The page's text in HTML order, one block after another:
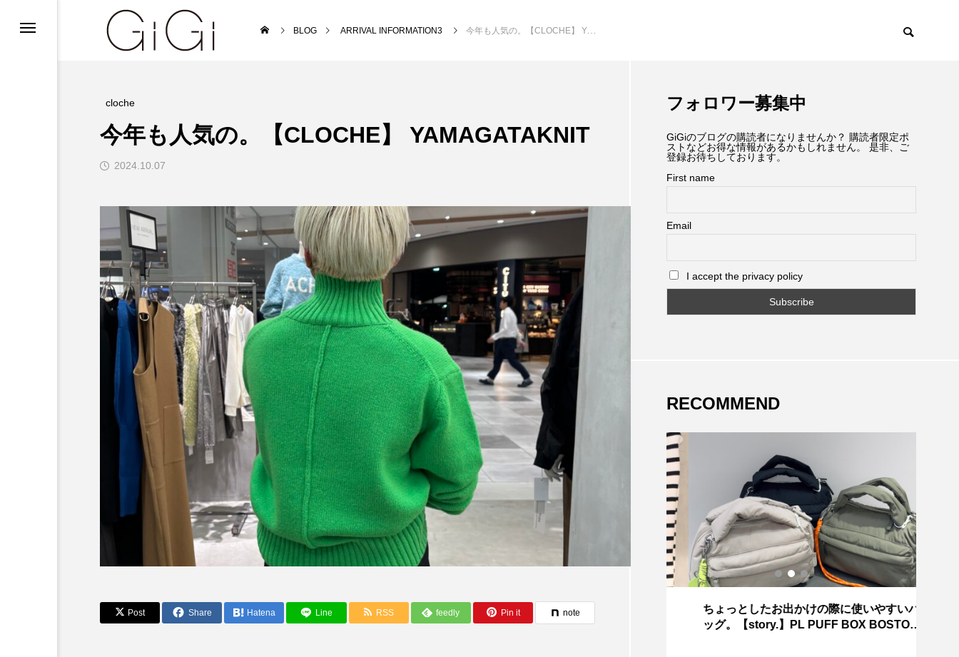
BLOG ARRIVAL INFORMATION3 今年も人気の。【CLOCHE】 YAMAGATAKNIT
cloche
今年も人気の。【CLOCHE】 YAMAGATAKNIT
2024.10.07
Post Share Hatena Line RSS feedly Pin it note
フォロワー募集中
GiGiのブログの購読者になりませんか？ 購読者限定ポ
ストなどお得な情報があるかもしれません。 是非、ご
登録お待ちしております。
First name
Email
I accept the privacy policy
RECOMMEND
～今日から活躍する秋アイテム～【CLOC
HE】
今ならこう着る
ちょっとしたお出かけの際に使いやすいバ
ッグ。【story.】PL PUFF BOX BOSTON